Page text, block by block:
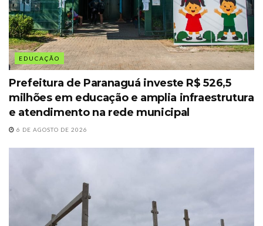
EDUCAÇÃO
Prefeitura de Paranaguá investe R$ 526,5
milhões em educação e amplia infraestrutura
e atendimento na rede municipal
6 DE AGOSTO DE 2026